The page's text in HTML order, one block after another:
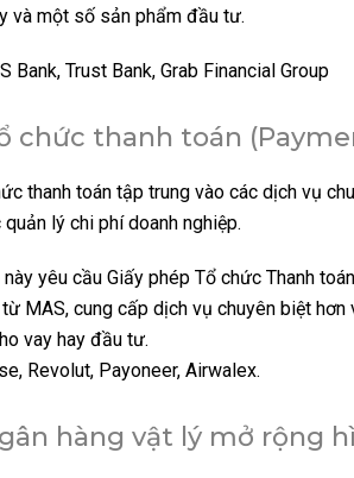
và một số sản phẩm đầu tư.
Bank, Trust Bank, Grab Financial Group
chức thanh toán
thanh toán tập trung vào các dịch vụ
lý chi phí doanh nghiệp.
này yêu cầu Giấy phép Tổ chức Thanh
MAS, cung cấp dịch vụ chuyên biệt
vay hay đầu tư.
Revolut, Payoneer, Airwalex.
hàng vật lý mở rộng